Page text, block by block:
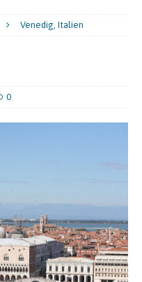
Venedig, Italien
0